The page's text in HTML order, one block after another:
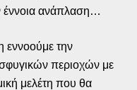
έννοια ανάπλαση…
την
περιοχών με
μελέτη που θα